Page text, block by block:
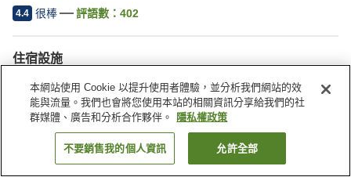
4.4 很棒 評語數： 402
住宿設施
停車場
Spa／美容沙龍
餐廳
自動販賣機
日本 京都府
龜岡
Hotel Route Inn Kyoto Kameoka Ekimae
找客房
本網站使用 Cookie 以提升使用者體驗，並分析我們網站的效
能與流量。我們也會將您使用本站的相關資訊分享給我們的社
群媒體、廣告和分析合作夥伴。
隱私權政策
不要銷售我的個人資訊 允許全部